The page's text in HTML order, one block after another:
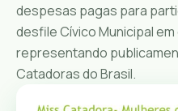
despesas pagas para
desfile Cívico Municipal
representando
Catadoras do Brasil.